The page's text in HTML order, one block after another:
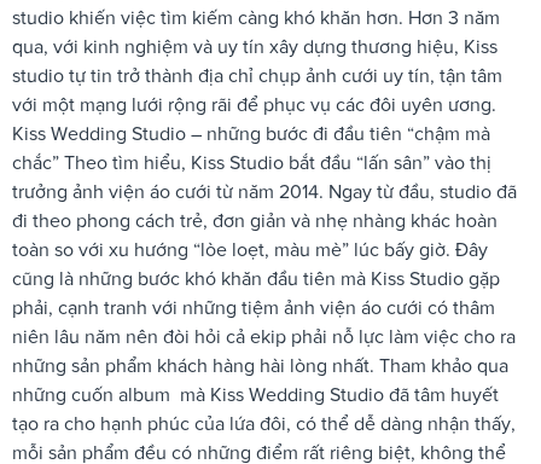
studio khiến việc tìm kiếm càng khó khăn hơn. Hơn 3 năm
qua, với kinh nghiệm và uy tín xây dựng thương hiệu, Kiss
studio tự tin trở thành địa chỉ chụp ảnh cưới uy tín, tận tâm
với một mạng lưới rộng rãi để phục vụ các đôi uyên ương.
Kiss Wedding Studio – những bước đi đầu tiên “chậm mà
chắc” Theo tìm hiểu, Kiss Studio bắt đầu “lấn sân” vào thị
trưởng ảnh viện áo cưới từ năm 2014. Ngay từ đầu, studio đã
đi theo phong cách trẻ, đơn giản và nhẹ nhàng khác hoàn
toàn so với xu hướng “lòe loẹt, màu mè” lúc bấy giờ. Đây
cũng là những bước khó khăn đầu tiên mà Kiss Studio gặp
phải, cạnh tranh với những tiệm ảnh viện áo cưới có thâm
niên lâu năm nên đòi hỏi cả ekip phải nỗ lực làm việc cho ra
những sản phẩm khách hàng hài lòng nhất. Tham khảo qua
những cuốn album mà Kiss Wedding Studio đã tâm huyết
tạo ra cho hạnh phúc của lứa đôi, có thể dễ dàng nhận thấy,
mỗi sản phẩm đều có những điểm rất riêng biệt, không thể